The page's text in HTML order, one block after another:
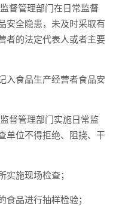
管理部门在日常监督
安全隐患，未及时采取有
者的法定代表人或者主要
食品生产经营者食品安
管理部门实施日常监
单位不得拒绝、阻挠、干
施现场检查；
品进行抽样检验；